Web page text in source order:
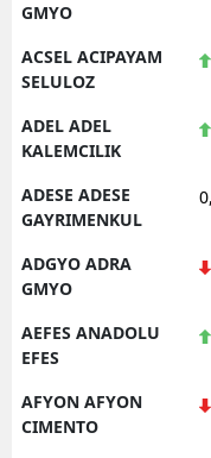
GMYO
ACSEL ACIPAYAM
SELULOZ
ADEL ADEL
KALEMCILIK
ADESE ADESE
GAYRIMENKUL
ADGYO ADRA
GMYO
AEFES ANADOLU
EFES
AFYON AFYON
CIMENTO